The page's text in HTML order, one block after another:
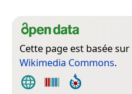
Cette page est basée sur
Wikimedia Commons.